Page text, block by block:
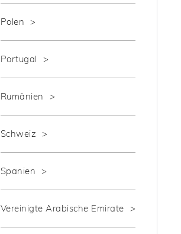
Polen
Portugal
Rumänien
Schweiz
Spanien
Vereinigte Arabische Emirate